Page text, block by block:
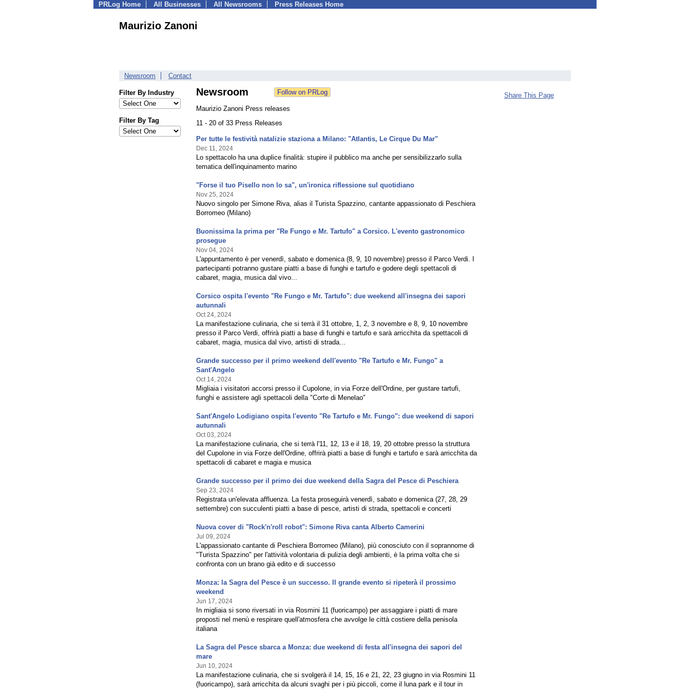
PRLog Home All Businesses All Newsrooms Press Releases Home
Maurizio Zanoni
Newsroom Contact
Filter By Industry
Filter By Tag
Newsroom
Maurizio Zanoni Press releases
11 - 20 of 33 Press Releases
Per tutte le festività natalizie staziona a Milano: "Atlantis, Le Cirque Du Mar"
Dec 11, 2024
Lo spettacolo ha una duplice finalità: stupire il pubblico ma anche per sensibilizzarlo sulla
tematica dell'inquinamento marino
"Forse il tuo Pisello non lo sa", un'ironica riflessione sul quotidiano
Nov 25, 2024
Nuovo singolo per Simone Riva, alias il Turista Spazzino, cantante appassionato di Peschiera
Borromeo (Milano)
Buonissima la prima per "Re Fungo e Mr. Tartufo" a Corsico. L'evento gastronomico
prosegue
Nov 04, 2024
L'appuntamento è per venerdì, sabato e domenica (8, 9, 10 novembre) presso il Parco Verdi. I
partecipanti potranno gustare piatti a base di funghi e tartufo e godere degli spettacoli di
cabaret, magia, musica dal vivo...
Corsico ospita l'evento "Re Fungo e Mr. Tartufo": due weekend all'insegna dei sapori
autunnali
Oct 24, 2024
La manifestazione culinaria, che si terrà il 31 ottobre, 1, 2, 3 novembre e 8, 9, 10 novembre
presso il Parco Verdi, offrirà piatti a base di funghi e tartufo e sarà arricchita da spettacoli di
cabaret, magia, musica dal vivo, artisti di strada...
Grande successo per il primo weekend dell'evento "Re Tartufo e Mr. Fungo" a
Sant'Angelo
Oct 14, 2024
Migliaia i visitatori accorsi presso il Cupolone, in via Forze dell'Ordine, per gustare tartufi,
funghi e assistere agli spettacoli della "Corte di Menelao"
Sant'Angelo Lodigiano ospita l'evento "Re Tartufo e Mr. Fungo": due weekend di sapori
autunnali
Oct 03, 2024
La manifestazione culinaria, che si terrà l'11, 12, 13 e il 18, 19, 20 ottobre presso la struttura
del Cupolone in via Forze dell'Ordine, offrirà piatti a base di funghi e tartufo e sarà arricchita da
spettacoli di cabaret e magia e musica
Grande successo per il primo dei due weekend della Sagra del Pesce di Peschiera
Sep 23, 2024
Registrata un'elevata affluenza. La festa proseguirà venerdì, sabato e domenica (27, 28, 29
settembre) con succulenti piatti a base di pesce, artisti di strada, spettacoli e concerti
Nuova cover di "Rock'n'roll robot": Simone Riva canta Alberto Camerini
Jul 09, 2024
L'appassionato cantante di Peschiera Borromeo (Milano), più conosciuto con il soprannome di
"Turista Spazzino" per l'attività volontaria di pulizia degli ambienti, è la prima volta che si
confronta con un brano già edito e di successo
Monza: la Sagra del Pesce è un successo. Il grande evento si ripeterà il prossimo
weekend
Jun 17, 2024
In migliaia si sono riversati in via Rosmini 11 (fuoricampo) per assaggiare i piatti di mare
proposti nel menù e respirare quell'atmosfera che avvolge le città costiere della penisola
italiana
La Sagra del Pesce sbarca a Monza: due weekend di festa all'insegna dei sapori del
mare
Jun 10, 2024
La manifestazione culinaria, che si svolgerà il 14, 15, 16 e 21, 22, 23 giugno in via Rosmini 11
(fuoricampo), sarà arricchita da alcuni svaghi per i più piccoli, come il luna park e il tour in
Share This Page